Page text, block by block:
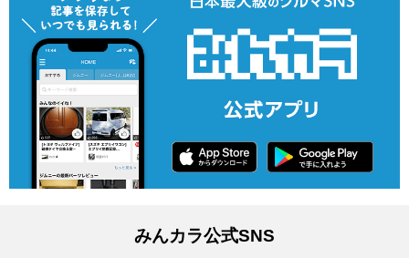
みんカラ公式SNS